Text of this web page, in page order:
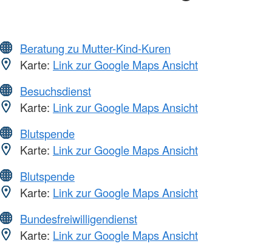
Beratung zu Mutter-Kind-Kuren
Karte: Link zur Google Maps Ansicht
Besuchsdienst
Karte: Link zur Google Maps Ansicht
Blutspende
Karte: Link zur Google Maps Ansicht
Blutspende
Karte: Link zur Google Maps Ansicht
Bundesfreiwilligendienst
Karte: Link zur Google Maps Ansicht